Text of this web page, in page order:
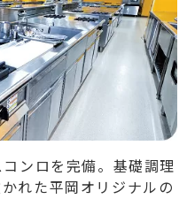
ンロを完備。基礎調理
れた平岡オリジナルの